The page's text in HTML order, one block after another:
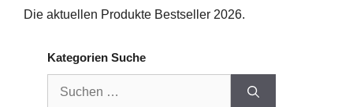
Die aktuellen Produkte Bestseller 2026.
Kategorien Suche